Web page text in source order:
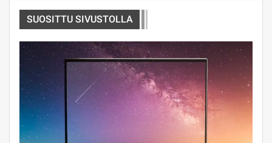
SUOSITTU SIVUSTOLLA